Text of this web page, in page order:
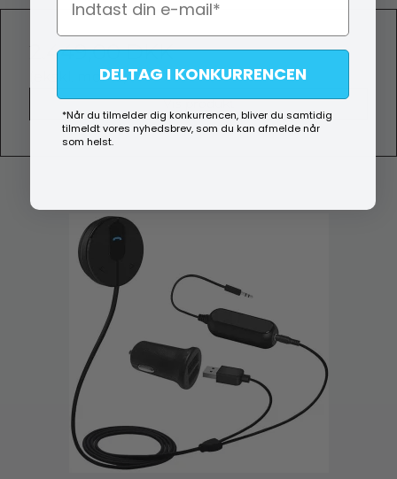
2.449,00 DKK
(ekskl. moms)
Vis produkt
DELTAG I KONKURRENCEN
*Når du tilmelder dig konkurrencen, bliver du samtidig
tilmeldt vores nyhedsbrev, som du kan afmelde når
som helst.